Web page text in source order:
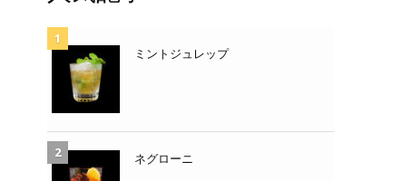
ミントジュレップ
ネグローニ